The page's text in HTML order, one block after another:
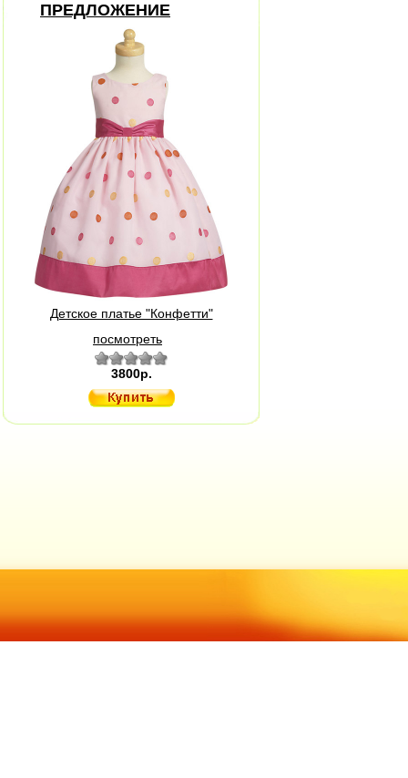
ПРЕДЛОЖЕНИЕ
Детское платье "Конфетти"
посмотреть
3800р.